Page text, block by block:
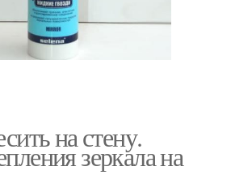
на стену.
зеркала на